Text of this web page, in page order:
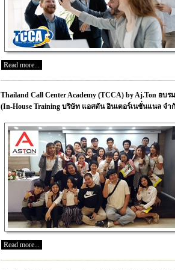
Read more...
Thailand Call Center Academy (TCCA) by Aj.Ton อ
(In-House Training บริษัท แอสตัน อินเตอร์เนชั่นแนล จำ
Read more...